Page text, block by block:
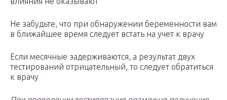
Не забудьте, что при обнаружении беременности вам
в ближайшее время следует встать на учет к врачу
Если месячные задерживаются, а результат двух
тестирований отрицательный, то следует обратиться
к врачу